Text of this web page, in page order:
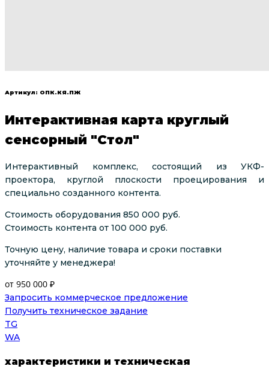
Артикул: ОПК.КЯ.ПЖ
Интерактивная карта круглый
сенсорный "Стол"
Интерактивный комплекс, состоящий из УКФ-
проектора, круглой плоскости проецирования и
специально созданного контента.
Стоимость оборудования 850 000 руб.
Стоимость контента от 100 000 руб.
Точную цену, наличие товара и сроки поставки
уточняйте у менеджера!
от 950 000 ₽
Запросить коммерческое предложение
Получить техническое задание
TG
WA
характеристики и техническая